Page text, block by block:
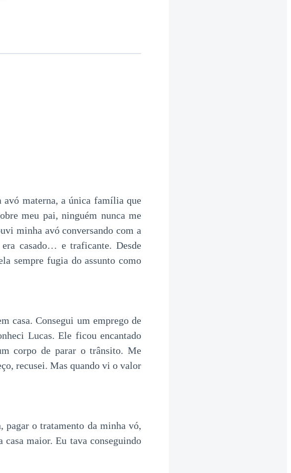
avó materna, a única família que
meu pai, ninguém nunca me
minha avó conversando com a
casado… e traficante. Desde
sempre fugia do assunto como
casa. Consegui um emprego de
Lucas. Ele ficou encantado
corpo de parar o trânsito. Me
recusei. Mas quando vi o valor
pagar o tratamento da minha vó,
maior. Eu tava conseguindo